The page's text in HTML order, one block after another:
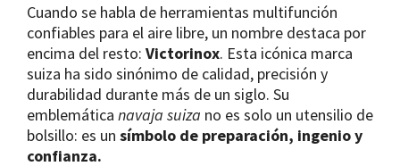
Cuando se habla de herramientas multifunción
confiables para el aire libre, un nombre destaca por
encima del resto: Victorinox. Esta icónica marca
suiza ha sido sinónimo de calidad, precisión y
durabilidad durante más de un siglo. Su
emblemática navaja suiza no es solo un utensilio de
bolsillo: es un símbolo de preparación, ingenio y
confianza.